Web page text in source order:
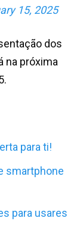
15, 2025
dos
na próxima
para ti!
smartphone
para usares